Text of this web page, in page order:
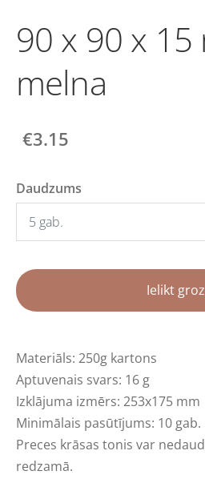
90 x 90 x 15
melna
€3.15
Daudzums
Ielikt
Materiāls: 250g kartons
Aptuvenais svars: 16 g
Izklājuma izmērs: 253x175 mm
Minimālais pasūtījums: 10 gab.
Preces krāsas tonis var
redzamā.